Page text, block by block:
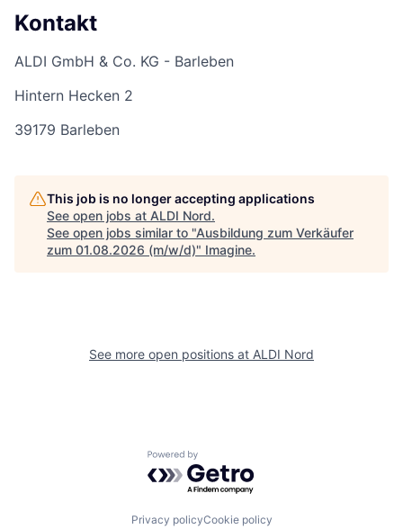
Kontakt
ALDI GmbH & Co. KG - Barleben
Hintern Hecken 2
39179 Barleben
This job is no longer accepting applications
See open jobs at ALDI Nord.
See open jobs similar to "Ausbildung zum Verkäufer
zum 01.08.2026 (m/w/d)" Imagine.
See more open positions at ALDI Nord
Powered by Getro.com
Privacy policyCookie policy